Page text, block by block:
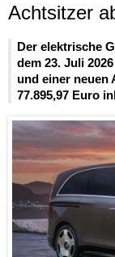
Achtsitzer
Der elektrische
dem 23. Juli
und einer
77.895,97 Euro